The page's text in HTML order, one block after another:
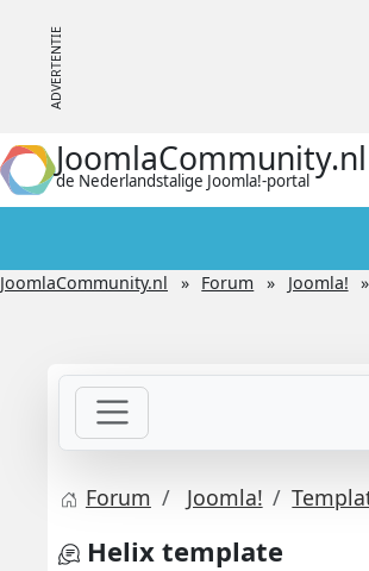
JoomlaCommunity.nl
de Nederlandstalige Joomla!-portal
JoomlaCommunity.nl Forum Joomla!
Forum Joomla!
Helix template